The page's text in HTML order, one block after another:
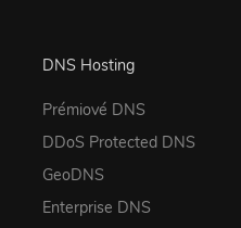
DNS Hosting
Prémiové DNS
DDoS Protected DNS
GeoDNS
Enterprise DNS